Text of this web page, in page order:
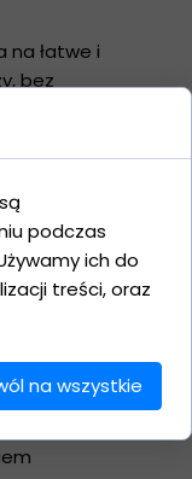
na łatwe i
bez
i
dni
może
podczas
ich do
treści, oraz
na wszystkie